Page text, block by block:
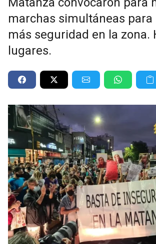
marchas simultáneas para
más seguridad en la zona.
lugares.